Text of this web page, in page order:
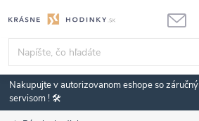
na
obsah
Nakupujte v autorizovanom eshope so
servisom ! 🛠️